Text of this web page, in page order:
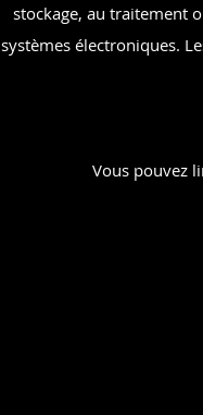
stockage, au traitement
systèmes électroniques.
Vous pouvez